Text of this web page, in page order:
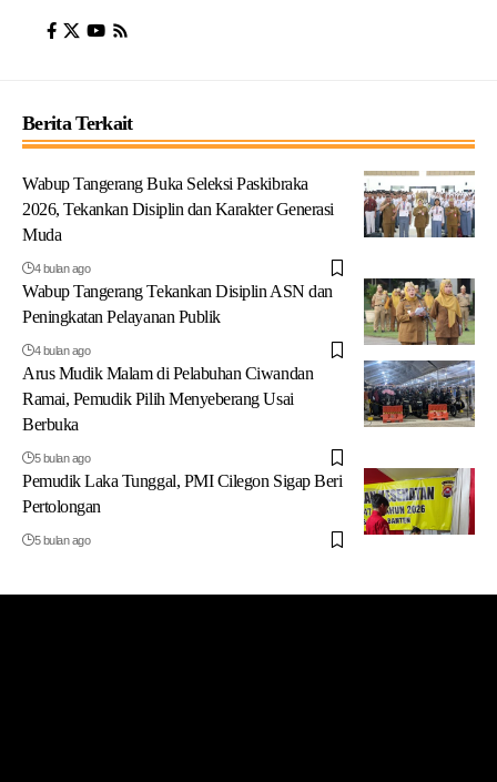
Berita Terkait
Wabup Tangerang Buka Seleksi Paskibraka
2026, Tekankan Disiplin dan Karakter Generasi
Muda
4 bulan ago
Wabup Tangerang Tekankan Disiplin ASN dan
Peningkatan Pelayanan Publik
4 bulan ago
Arus Mudik Malam di Pelabuhan Ciwandan
Ramai, Pemudik Pilih Menyeberang Usai
Berbuka
5 bulan ago
Pemudik Laka Tunggal, PMI Cilegon Sigap Beri
Pertolongan
5 bulan ago